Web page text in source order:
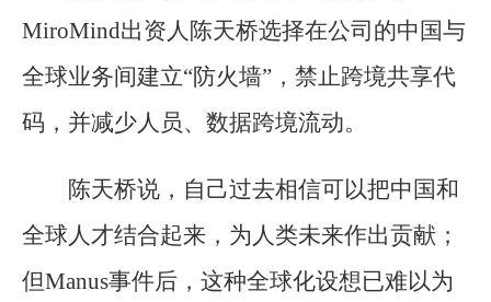
MiroMind出资人陈天桥选择在公司的中国与
全球业务间建立“防火墙”，禁止跨境共享代
码，并减少人员、数据跨境流动。
陈天桥说，自己过去相信可以把中国和
全球人才结合起来，为人类未来作出贡献；
但Manus事件后，这种全球化设想已难以为